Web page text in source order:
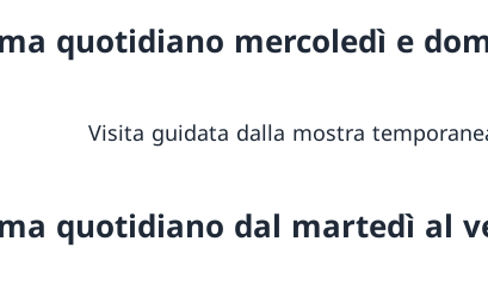
quotidiano mercoledì e
guidata dalla mostra
quotidiano dal martedì al